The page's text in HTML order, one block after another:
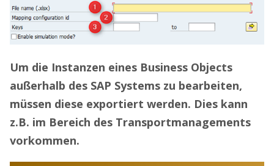
Um die Instanzen eines Business Objects
außerhalb des SAP Systems zu bearbeiten,
müssen diese exportiert werden. Dies kann
z.B. im Bereich des Transportmanagements
vorkommen.